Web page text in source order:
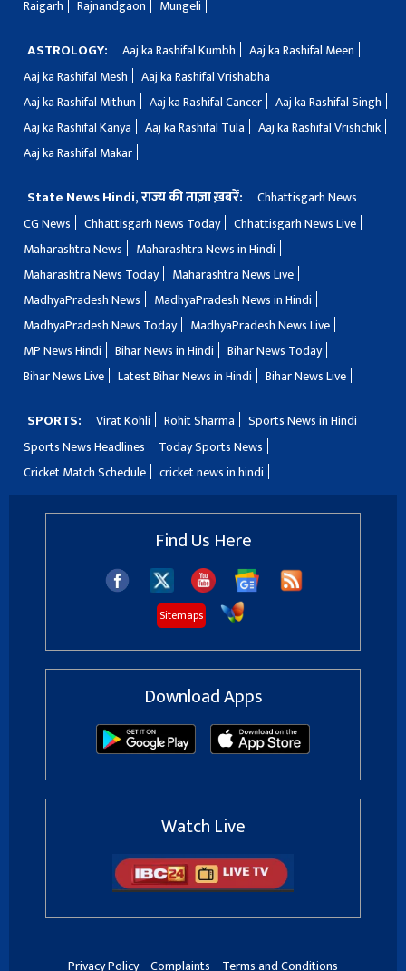
Raigarh
Rajnandgaon Mungeli
ASTROLOGY: Aaj ka Rashifal Kumbh
Aaj ka Rashifal Meen
Aaj ka Rashifal Mesh
Aaj ka Rashifal Vrishabha
Aaj ka Rashifal Mithun
Aaj ka Rashifal Cancer
Aaj ka Rashifal Singh
Aaj ka Rashifal Kanya
Aaj ka Rashifal Tula
Aaj ka Rashifal Vrishchik
Aaj ka Rashifal Makar
State News Hindi, राज्य की ताज़ा ख़बरें:
Chhattisgarh News
CG News
Chhattisgarh News Today
Chhattisgarh News Live
Maharashtra News
Maharashtra News in Hindi
Maharashtra News Today
Maharashtra News Live
MadhyaPradesh News
MadhyaPradesh News in Hindi
MadhyaPradesh News Today
MadhyaPradesh News Live
MP News Hindi
Bihar News in Hindi
Bihar News Today
Bihar News Live
Latest Bihar News in Hindi Bihar News Live
SPORTS: Virat Kohli Rohit Sharma
Sports News in Hindi
Sports News Headlines
Today Sports News
Cricket Match Schedule
cricket news in hindi
Find Us Here
Sitemaps
Download Apps
Watch Live
Privacy Policy Complaints Terms and Conditions